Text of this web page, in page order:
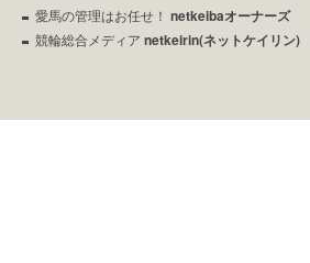
愛馬の管理はお任せ！ netkeibaオーナーズ
競輪総合メディア netkeirin(ネットケイリン)